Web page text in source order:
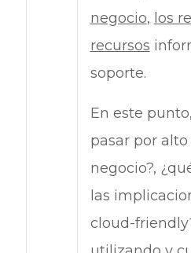
negocio, los
recursos
soporte.
En este
pasar por
negocio?,
las
cloud-